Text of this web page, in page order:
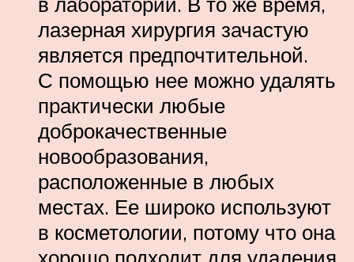
лазерная хирургия зачастую
является предпочтительной.
С помощью нее можно удалять
практически любые
доброкачественные
новообразования,
расположенные в любых
местах. Ее широко используют
в косметологии, потому что она